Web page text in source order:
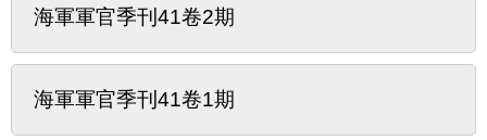
海軍軍官季刊41卷2期
海軍軍官季刊41卷1期